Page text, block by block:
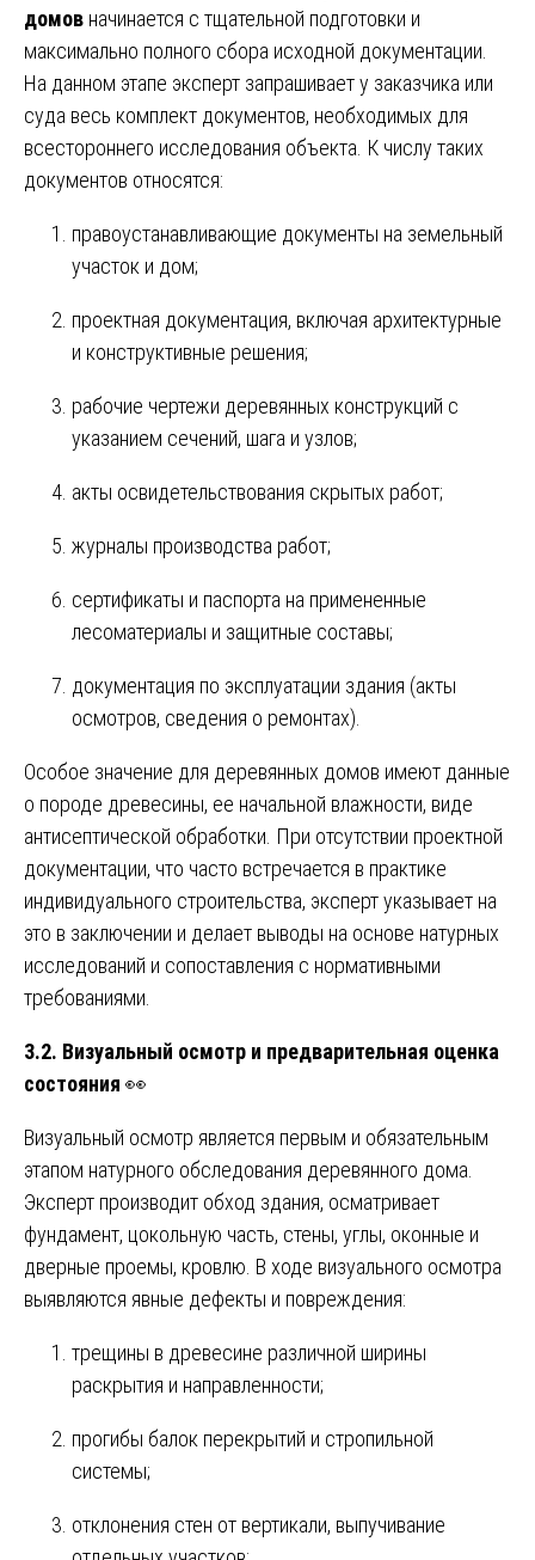
домов начинается с тщательной подготовки и
максимально полного сбора исходной документации.
На данном этапе эксперт запрашивает у заказчика или
суда весь комплект документов, необходимых для
всестороннего исследования объекта. К числу таких
документов относятся:
правоустанавливающие документы на земельный
участок и дом;
проектная документация, включая архитектурные
и конструктивные решения;
рабочие чертежи деревянных конструкций с
указанием сечений, шага и узлов;
акты освидетельствования скрытых работ;
журналы производства работ;
сертификаты и паспорта на примененные
лесоматериалы и защитные составы;
документация по эксплуатации здания (акты
осмотров, сведения о ремонтах).
Особое значение для деревянных домов имеют данные
о породе древесины, ее начальной влажности, виде
антисептической обработки. При отсутствии проектной
документации, что часто встречается в практике
индивидуального строительства, эксперт указывает на
это в заключении и делает выводы на основе натурных
исследований и сопоставления с нормативными
требованиями.
3.2. Визуальный осмотр и предварительная оценка
состояния 👀
Визуальный осмотр является первым и обязательным
этапом натурного обследования деревянного дома.
Эксперт производит обход здания, осматривает
фундамент, цокольную часть, стены, углы, оконные и
дверные проемы, кровлю. В ходе визуального осмотра
выявляются явные дефекты и повреждения:
трещины в древесине различной ширины
раскрытия и направленности;
прогибы балок перекрытий и стропильной
системы;
отклонения стен от вертикали, выпучивание